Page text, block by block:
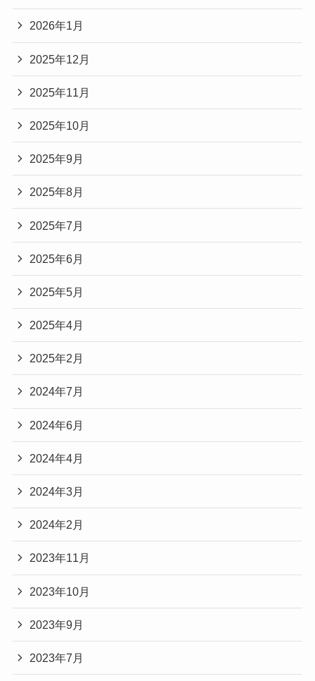
2026年1月
2025年12月
2025年11月
2025年10月
2025年9月
2025年8月
2025年7月
2025年6月
2025年5月
2025年4月
2025年2月
2024年7月
2024年6月
2024年4月
2024年3月
2024年2月
2023年11月
2023年10月
2023年9月
2023年7月